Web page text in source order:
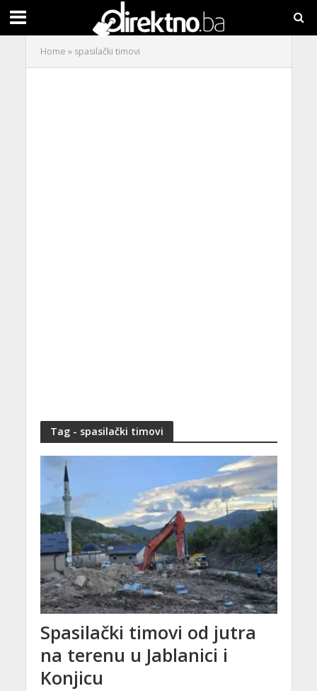
Home » spasilački timovi
Tag - spasilački timovi
Spasilački timovi od jutra
na terenu u Jablanici i
Konjicu